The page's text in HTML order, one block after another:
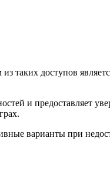
таких доступов
и предоставляет
варианты при